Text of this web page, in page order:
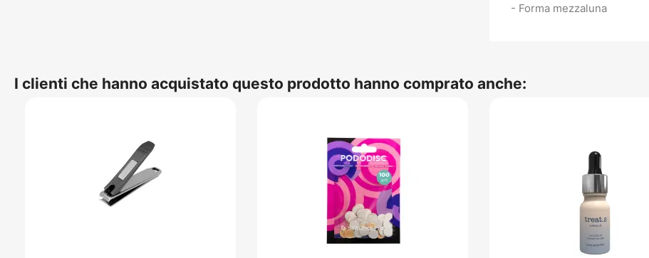
- Forma mezzaluna
I clienti che hanno acquistato questo prodotto hanno comprato anche: